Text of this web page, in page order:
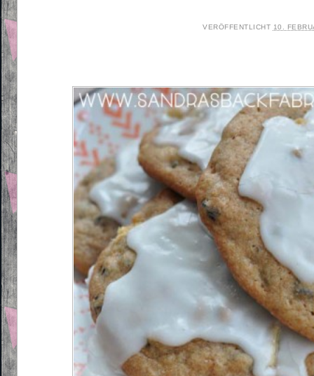
VERÖFFENTLICHT 10.